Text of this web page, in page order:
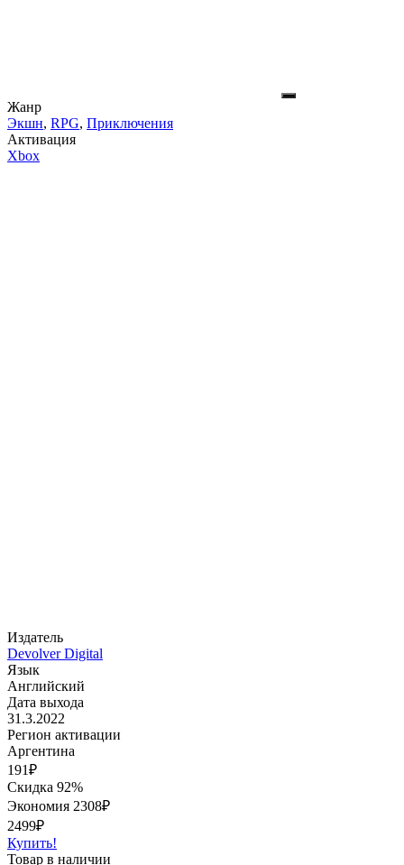
Жанр
Экшн, RPG, Приключения
Активация
Xbox
Издатель
Devolver Digital
Язык
Английский
Дата выхода
31.3.2022
Регион активации
Аргентина
191₽
Скидка 92%
Экономия 2308₽
2499₽
Купить!
Товар в наличии